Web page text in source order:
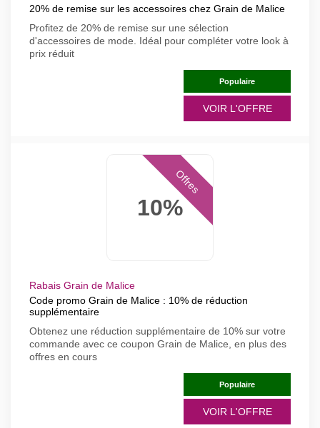
20% de remise sur les accessoires chez Grain de Malice
Profitez de 20% de remise sur une sélection
d'accessoires de mode. Idéal pour compléter votre look à
prix réduit
Populaire
VOIR L'OFFRE
10%
Offres
Rabais Grain de Malice
Code promo Grain de Malice : 10% de réduction
supplémentaire
Obtenez une réduction supplémentaire de 10% sur votre
commande avec ce coupon Grain de Malice, en plus des
offres en cours
Populaire
VOIR L'OFFRE